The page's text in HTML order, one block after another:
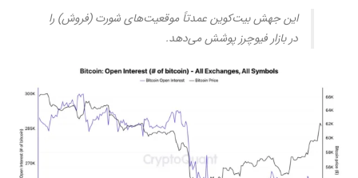
این جهش بیت‌کوین عمدتاً موقعیت‌های شورت (فروش) را
در بازار فیوچرز پوشش می‌دهد.